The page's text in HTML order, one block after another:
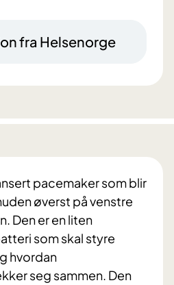
fra Helsenorge
pacemaker som blir
øverst på venstre
Den er en liten
som skal styre
hvordan
seg sammen. Den